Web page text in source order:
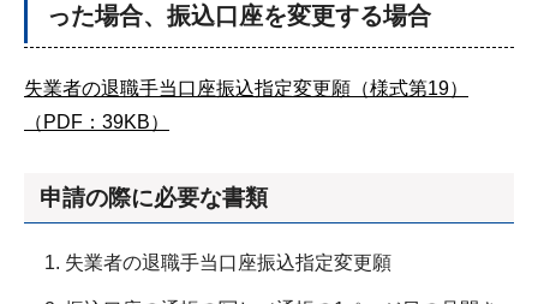
った場合、振込口座を変更する場合
失業者の退職手当口座振込指定変更願（様式第19）
（PDF：39KB）
申請の際に必要な書類
失業者の退職手当口座振込指定変更願